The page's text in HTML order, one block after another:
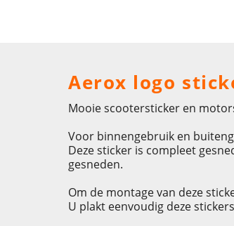
Aerox logo
Mooie scootersticker en
Voor binnengebruik en
Deze sticker is compleet
gesneden.
Om de montage van deze
U plakt eenvoudig deze